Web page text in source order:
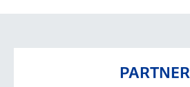
PARTNER